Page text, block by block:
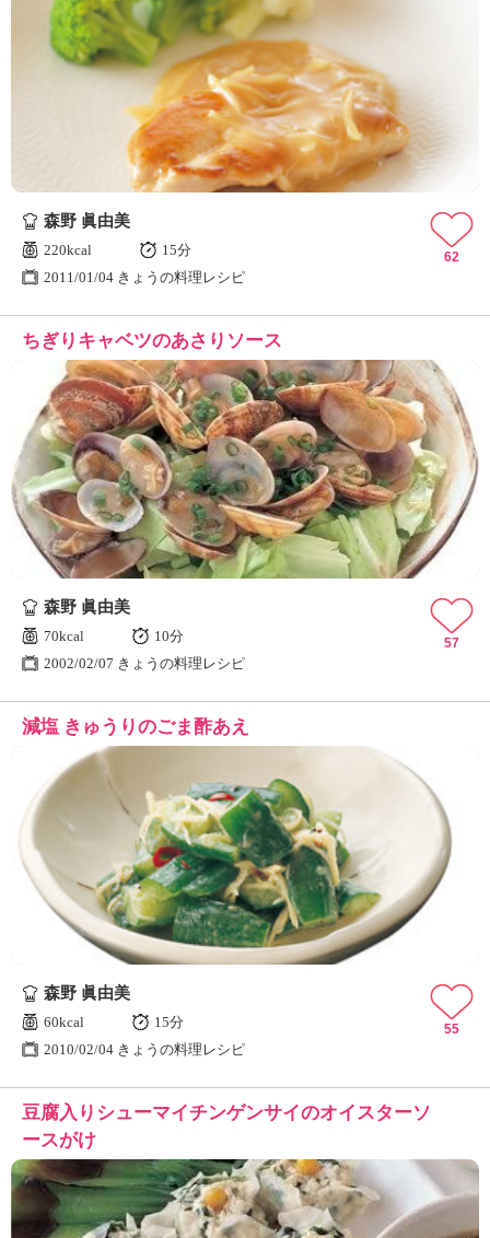
森野 眞由美
220kcal
15分
2011/01/04 きょうの料理レシピ
62
ちぎりキャベツのあさりソース
森野 眞由美
70kcal
10分
2002/02/07 きょうの料理レシピ
57
減塩 きゅうりのごま酢あえ
森野 眞由美
60kcal
15分
2010/02/04 きょうの料理レシピ
55
豆腐入りシューマイチンゲンサイのオイスターソ
ースがけ